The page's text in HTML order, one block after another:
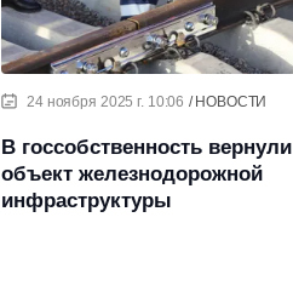
24 ноября 2025 г. 10:06 НОВОСТИ
В госсобственность вернули
объект железнодорожной
инфраструктуры